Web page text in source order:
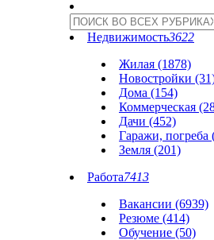
Недвижимость3622
Жилая (1878)
Новостройки
Дома (154)
Коммерческая
Дачи (452)
Гаражи, погреба
Земля (201)
Работа7413
Вакансии (6939)
Резюме (414)
Обучение (50)